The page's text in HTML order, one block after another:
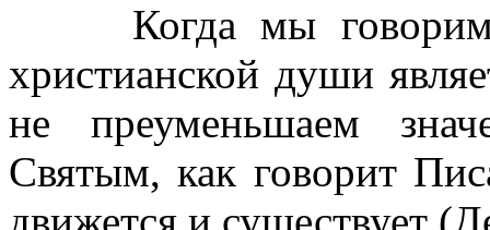
Когда мы говорим,
христианской души
не преуменьшаем
Святым, как говорит